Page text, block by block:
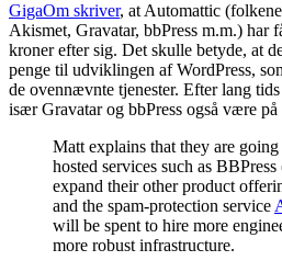
GigaOm skriver, at Automattic
Akismet, Gravatar, bbPress m.m.) har
kroner efter sig. Det skulle betyde, at
penge til udviklingen af WordPress,
de ovennævnte tjenester. Efter lang
især Gravatar og bbPress også være på
Matt explains that they are
hosted services such as
expand their other product
and the spam-protection service
will be spent to hire more
more robust infrastructure.